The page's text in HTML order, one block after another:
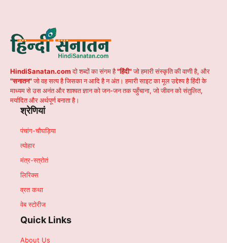
HindiSanatan.comदो शब्दों का संगम है"हिंदी"जो हमारी संस्कृति की वाणी है, और
"सनातन"जो वह सत्य है जिसका न आदि है न अंत। हमारी साइट का मूल उद्देश्य है हिंदी के
माध्यम से उस अनंत और शाश्वत ज्ञान को जन-जन तक पहुँचाना, जो जीवन को संतुलित,
मर्यादित और अर्थपूर्ण बनाता है।
श्रेणियां
पंचांग-चौघड़िया
त्योहार
मंत्र-स्त्रोतं
लिरिक्स
व्रत कथा
वेब स्टोरीज
Quick Links
About Us